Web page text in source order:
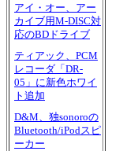
アイ・オー、アー
カイブ用M-DISC対
応のBDドライブ
ティアック、PCM
レコーダ「DR-
05」に新色ホワイ
ト追加
D&M、独sonoroの
Bluetooth/iPodスピ
ーカー